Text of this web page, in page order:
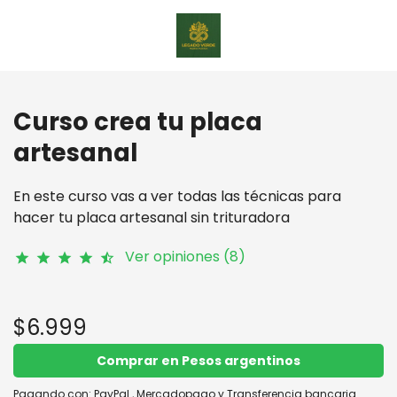
Curso crea tu placa
artesanal
En este curso vas a ver todas las técnicas para
hacer tu placa artesanal sin trituradora
star star star star star_half Ver opiniones (8)
$6.999
Comprar en Pesos argentinos
Pagando con: PayPal ,MercadopagoyTransferencia bancaria